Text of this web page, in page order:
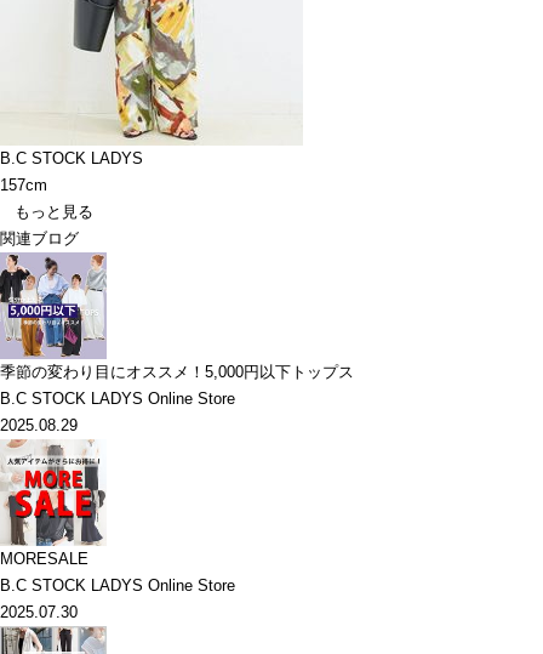
B.C STOCK LADYS
157cm
もっと見る
関連ブログ
季節の変わり目にオススメ！5,000円以下トップス
B.C STOCK LADYS Online Store
2025.08.29
MORESALE
B.C STOCK LADYS Online Store
2025.07.30